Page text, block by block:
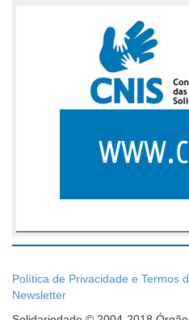
Política de Privacidade e Termos
Newsletter